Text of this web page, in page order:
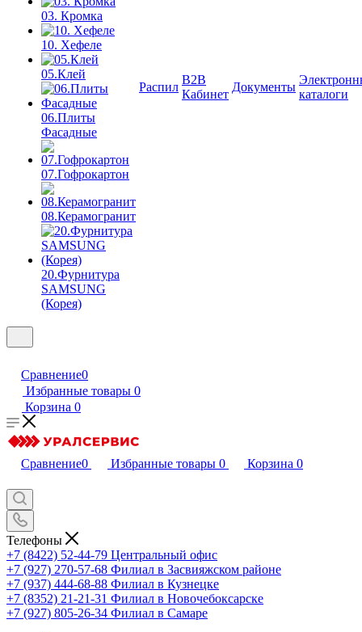
03. Кромка
10. Хефеле
05.Клей
06.Плиты
Фасадные
07.Гофрокартон
08.Керамогранит
20.Фурнитура
SAMSUNG
(Корея)
Распил
B2B
Кабинет
Документы
каталоги
Сравнение0
Избранные товары 0
Корзина 0
Сравнение0 Избранные товары 0 Корзина 0
Телефоны
+7 (8422) 52-44-79 Центральный офис
+7 (927) 270-57-68 Филиал в Засвияжском районе
+7 (937) 444-68-88 Филиал в Кузнецке
+7 (8352) 21-21-31 Филиал в Новочебоксарске
+7 (927) 805-26-34 Филиал в Самаре